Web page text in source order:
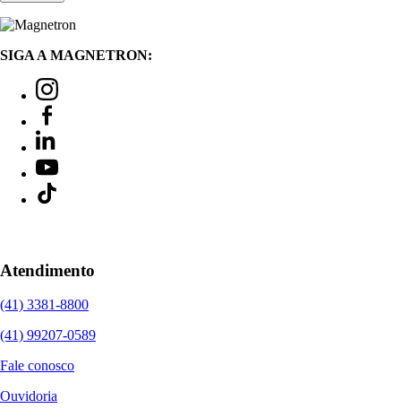
SIGA A MAGNETRON:
Atendimento
(41) 3381-8800
(41) 99207-0589
Fale conosco
Ouvidoria